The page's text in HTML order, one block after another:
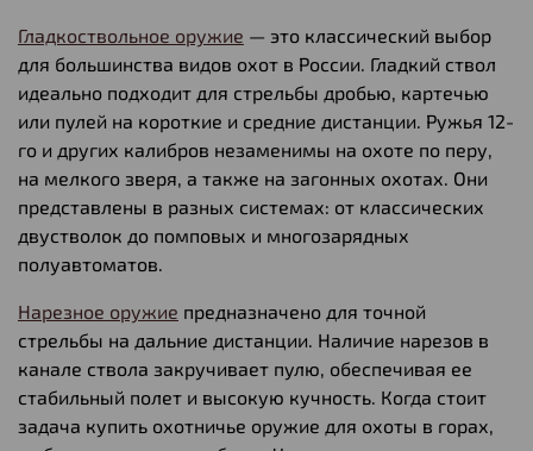
Гладкоствольное оружие — это классический выбор
для большинства видов охот в России. Гладкий ствол
идеально подходит для стрельбы дробью, картечью
или пулей на короткие и средние дистанции. Ружья 12-
го и других калибров незаменимы на охоте по перу,
на мелкого зверя, а также на загонных охотах. Они
представлены в разных системах: от классических
двустволок до помповых и многозарядных
полуавтоматов.
Нарезное оружие предназначено для точной
стрельбы на дальние дистанции. Наличие нарезов в
канале ствола закручивает пулю, обеспечивая ее
стабильный полет и высокую кучность. Когда стоит
задача купить охотничье оружие для охоты в горах,